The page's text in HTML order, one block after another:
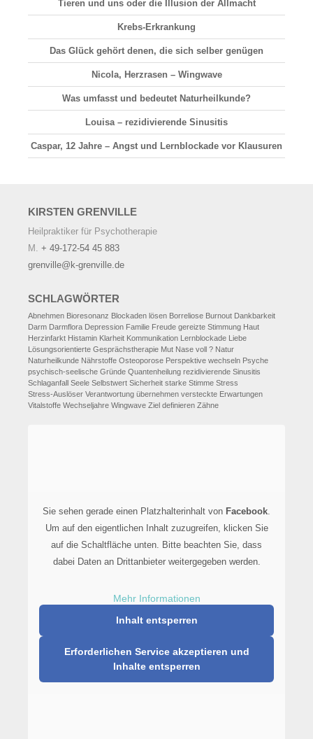
Tieren und uns oder die Illusion der Allmacht
Krebs-Erkrankung
Das Glück gehört denen, die sich selber genügen
Nicola, Herzrasen – Wingwave
Was umfasst und bedeutet Naturheilkunde?
Louisa – rezidivierende Sinusitis
Caspar, 12 Jahre – Angst und Lernblockade vor Klausuren
KIRSTEN GRENVILLE
Heilpraktiker für Psychotherapie
M. + 49-172-54 45 883
grenville@k-grenville.de
SCHLAGWÖRTER
Abnehmen Bioresonanz Blockaden lösen Borreliose Burnout Dankbarkeit
Darm Darmflora Depression Familie Freude gereizte Stimmung Haut
Herzinfarkt Histamin Klarheit Kommunikation Lernblockade Liebe
Lösungsorientierte Gesprächstherapie Mut Nase voll ? Natur
Naturheilkunde Nährstoffe Osteoporose Perspektive wechseln Psyche
psychisch-seelische Gründe Quantenheilung rezidivierende Sinusitis
Schlaganfall Seele Selbstwert Sicherheit starke Stimme Stress
Stress-Auslöser Verantwortung übernehmen versteckte Erwartungen
Vitalstoffe Wechseljahre Wingwave Ziel definieren Zähne
Sie sehen gerade einen Platzhalterinhalt von Facebook.
Um auf den eigentlichen Inhalt zuzugreifen, klicken Sie
auf die Schaltfläche unten. Bitte beachten Sie, dass
dabei Daten an Drittanbieter weitergegeben werden.
Mehr Informationen
Inhalt entsperren
Erforderlichen Service akzeptieren und
Inhalte entsperren